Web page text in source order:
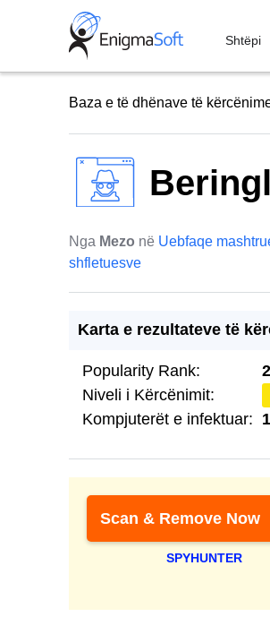
Shtëpi
Baza e të dhënave të
Nga Mezo në Uebfaqe
shfletuesve
Karta e rezultateve të
Popularity Rank:
Niveli i Kërcënimit:
Kompjuterët e infektuar:
Scan & Remove Now
SPYHUNTER